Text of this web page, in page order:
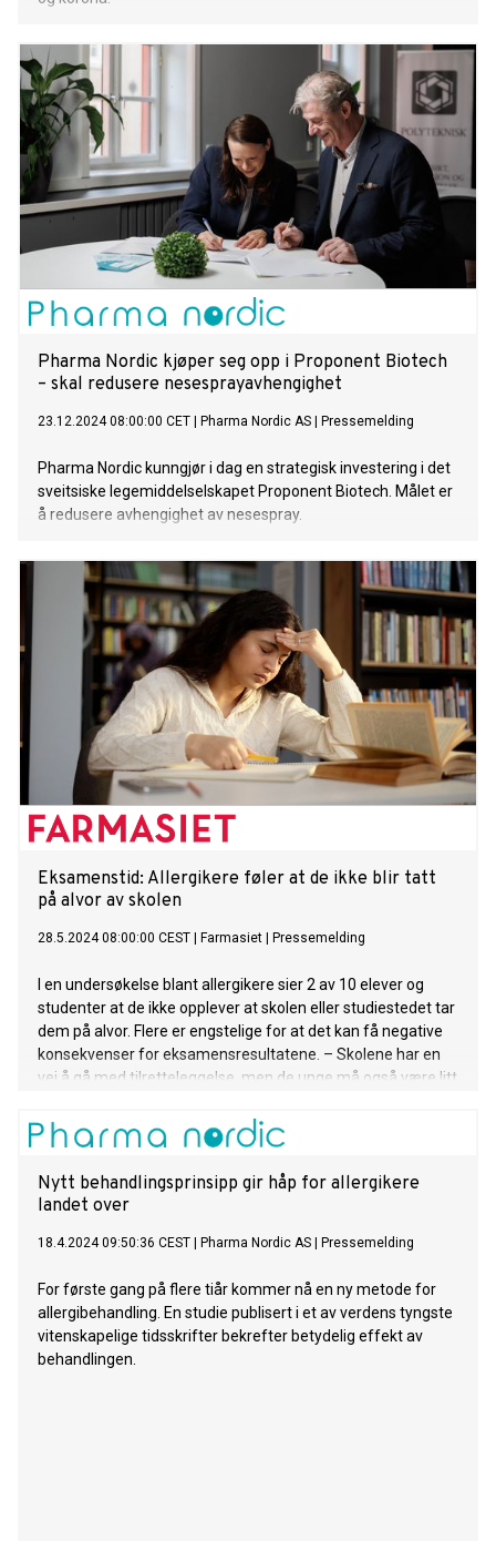
Pharma Nordic kjøper seg opp i Proponent Biotech
– skal redusere nesesprayavhengighet
23.12.2024 08:00:00 CET Pharma Nordic AS Pressemelding
Pharma Nordic kunngjør i dag en strategisk investering i det
sveitsiske legemiddelselskapet Proponent Biotech. Målet er
å redusere avhengighet av nesespray.
Eksamenstid: Allergikere føler at de ikke blir tatt
på alvor av skolen
28.5.2024 08:00:00 CEST Farmasiet Pressemelding
I en undersøkelse blant allergikere sier 2 av 10 elever og
studenter at de ikke opplever at skolen eller studiestedet tar
dem på alvor. Flere er engstelige for at det kan få negative
konsekvenser for eksamensresultatene. – Skolene har en
vei å gå med tilretteleggelse, men de unge må også være litt
Nytt behandlingsprinsipp gir håp for allergikere
landet over
18.4.2024 09:50:36 CEST Pharma Nordic AS Pressemelding
For første gang på flere tiår kommer nå en ny metode for
allergibehandling. En studie publisert i et av verdens tyngste
vitenskapelige tidsskrifter bekrefter betydelig effekt av
behandlingen.